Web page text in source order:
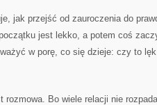
jak przejść od zauroczenia do
jest lekko, a potem coś
w porę, co się dzieje: czy to
rozmowa. Bo wiele relacji nie